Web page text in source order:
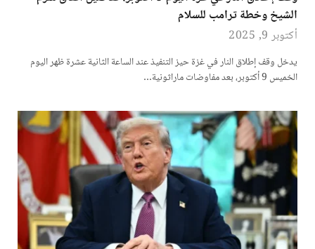
الشيخ وخطة ترامب للسلام
أكتوبر 9, 2025
يدخل وقف إطلاق النار في غزة حيز التنفيذ عند الساعة الثانية عشرة ظهر اليوم
الخميس 9 أكتوبر، بعد مفاوضات ماراثونية…